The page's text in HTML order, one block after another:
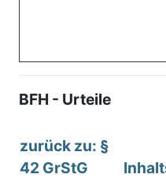
BFH - Urteile
zurück zu: §
42 GrStG